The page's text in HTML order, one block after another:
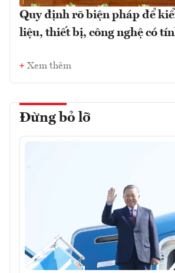
Quy định rõ biện pháp để
liệu, thiết bị, công nghệ có
Xem thêm
Đừng bỏ lỡ